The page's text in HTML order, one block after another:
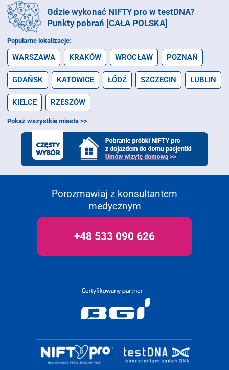
Gdzie wykonać NIFTY pro w testDNA?
Punkty pobrań [CAŁA POLSKA]
Popularne lokalizacje:
WARSZAWA KRAKÓW WROCŁAW POZNAŃ
GDAŃSK KATOWICE ŁÓDŹ SZCZECIN LUBLIN
KIELCE RZESZÓW
Pokaż wszystkie miasta >>
Porozmawiaj z konsultantem
medycznym
+48 533 090 626